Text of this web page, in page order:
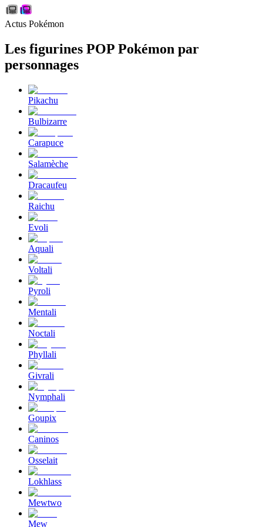
Actus Pokémon
Les figurines POP Pokémon par
personnages
Pikachu
Bulbizarre
Carapuce
Salamèche
Dracaufeu
Raichu
Evoli
Aquali
Voltali
Pyroli
Mentali
Noctali
Phyllali
Givrali
Nymphali
Goupix
Caninos
Osselait
Lokhlass
Mewtwo
Mew